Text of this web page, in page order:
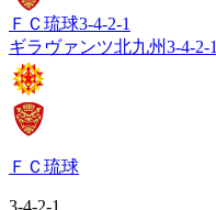
ＦＣ琉球3-4-2-1
ギラヴァンツ北九州3-4-2-1
ＦＣ琉球